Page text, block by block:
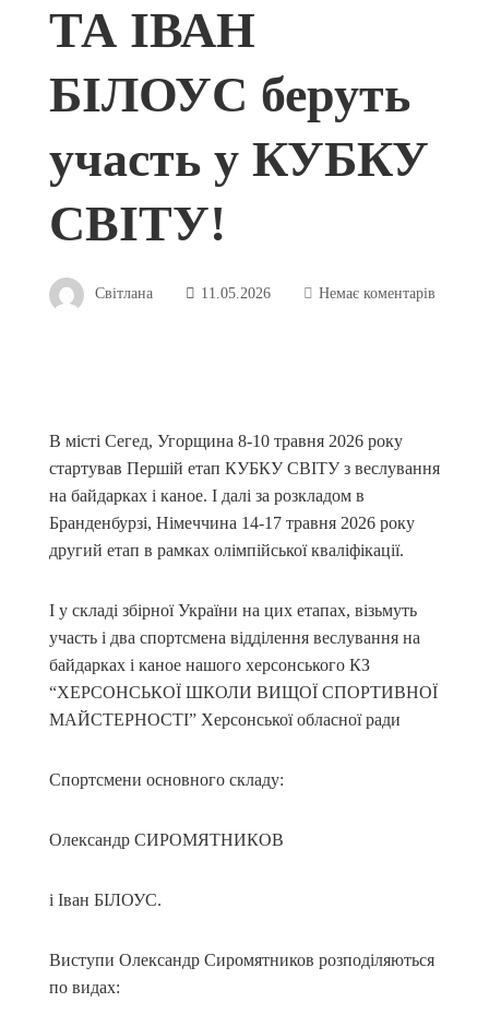
ТА ІВАН
БІЛОУС беруть
участь у КУБКУ
СВІТУ!
Світлана 11.05.2026 Немає коментарів
В місті Сегед, Угорщина 8-10 травня 2026 року
стартував Першій етап КУБКУ СВІТУ з веслування
на байдарках і каное. І далі за розкладом в
Бранденбурзі, Німеччина 14-17 травня 2026 року
другий етап в рамках олімпійської кваліфікації.
І у складі збірної України на цих етапах, візьмуть
участь і два спортсмена відділення веслування на
байдарках і каное нашого херсонського КЗ
“ХЕРСОНСЬКОЇ ШКОЛИ ВИЩОЇ СПОРТИВНОЇ
МАЙСТЕРНОСТІ” Херсонської обласної ради
Спортсмени основного складу:
Олександр СИРОМЯТНИКОВ
і Іван БІЛОУС.
Виступи Олександр Сиромятников розподіляються
по видах: